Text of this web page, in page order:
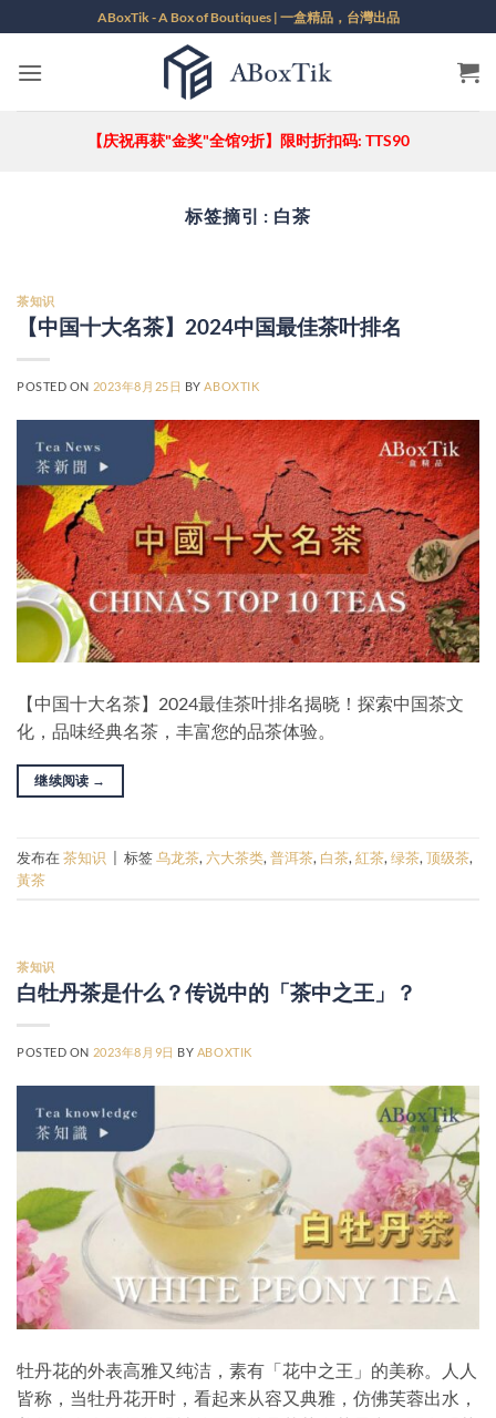
到
ABoxTik - A Box of Boutiques | 一盒精品，台灣出品
【庆祝再获"金奖"全馆9折】限时折扣码: TTS90
标签摘引 : 白茶
茶知识
【中国十大名茶】2024中国最佳茶叶排名
POSTED ON 2023年8月25日 BY ABOXTIK
【中国十大名茶】2024最佳茶叶排名揭晓！探索中国茶文
化，品味经典名茶，丰富您的品茶体验。
继续阅读 →
发布在茶知识 标签乌龙茶, 六大茶类, 普洱茶, 白茶, 紅茶, 绿茶, 顶级茶,
黃茶
茶知识
白牡丹茶是什么？传说中的「茶中之王」？
POSTED ON 2023年8月9日 BY ABOXTIK
牡丹花的外表高雅又纯洁，素有「花中之王」的美称。人人
皆称，当牡丹花开时，看起来从容又典雅，仿佛芙蓉出水，